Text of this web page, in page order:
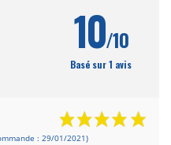
10/10
Basé sur 1 avis
: 29/01/2021)